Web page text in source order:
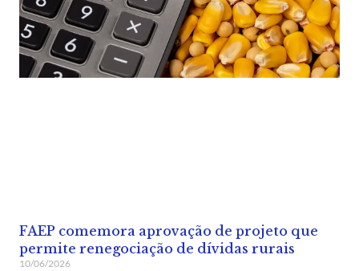
FAEP comemora aprovação de projeto que
permite renegociação de dívidas rurais
10/06/2026